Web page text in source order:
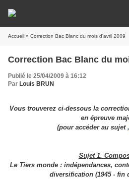
Accueil » Correction Bac Blanc du mois d'avril 2009
Correction Bac Blanc du
Publié le 25/04/2009 à 16:12
Par Louis BRUN
Vous trouverez ci-dessous la
en épreuve
(pour accéder au sujet ,
Sujet 1.
Le Tiers monde : indépendances,
diversification (1945 - fin